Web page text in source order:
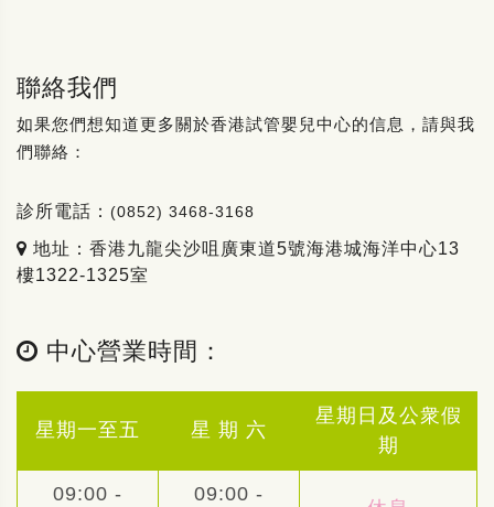
聯絡我們
如果您們想知道更多關於香港試管嬰兒中心的信息，請與我
們聯絡：
診所電話： (0852) 3468-3168
地址：香港九龍尖沙咀廣東道5號海港城海洋中心13
樓1322-1325室
中心營業時間：
星期一至五 星 期 六
星期日及公衆假
期
09:00 - 09:00 -